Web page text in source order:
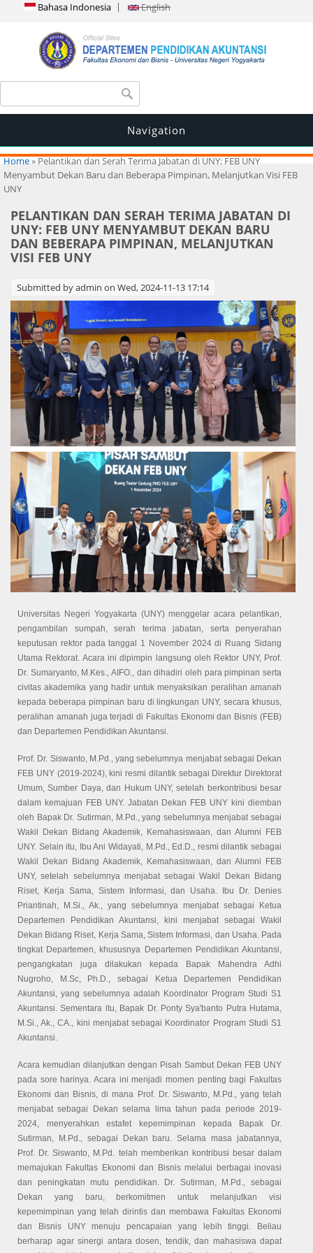
Bahasa Indonesia English
Search form
Navigation
You are here
Home» Pelantikan dan Serah Terima Jabatan di UNY: FEB UNY
Menyambut Dekan Baru dan Beberapa Pimpinan, Melanjutkan Visi FEB
UNY
PELANTIKAN DAN SERAH TERIMA JABATAN DI
UNY: FEB UNY MENYAMBUT DEKAN BARU
DAN BEBERAPA PIMPINAN, MELANJUTKAN
VISI FEB UNY
Submitted byadmin on Wed, 2024-11-13 17:14
Universitas Negeri Yogyakarta (UNY) menggelar acara pelantikan,
pengambilan sumpah, serah terima jabatan, serta penyerahan
keputusan rektor pada tanggal 1 November 2024 di Ruang Sidang
Utama Rektorat. Acara ini dipimpin langsung oleh Rektor UNY, Prof.
Dr. Sumaryanto, M.Kes., AIFO., dan dihadiri oleh para pimpinan serta
civitas akademika yang hadir untuk menyaksikan peralihan amanah
kepada beberapa pimpinan baru di lingkungan UNY, secara khusus,
peralihan amanah juga terjadi di Fakultas Ekonomi dan Bisnis (FEB)
dan Departemen Pendidikan Akuntansi.
Prof. Dr. Siswanto, M.Pd., yang sebelumnya menjabat sebagai Dekan
FEB UNY (2019-2024), kini resmi dilantik sebagai Direktur Direktorat
Umum, Sumber Daya, dan Hukum UNY, setelah berkontribusi besar
dalam kemajuan FEB UNY. Jabatan Dekan FEB UNY kini diemban
oleh Bapak Dr. Sutirman, M.Pd., yang sebelumnya menjabat sebagai
Wakil Dekan Bidang Akademik, Kemahasiswaan, dan Alumni FEB
UNY. Selain itu, Ibu Ani Widayati, M.Pd., Ed.D., resmi dilantik sebagai
Wakil Dekan Bidang Akademik, Kemahasiswaan, dan Alumni FEB
UNY, setelah sebelumnya menjabat sebagai Wakil Dekan Bidang
Riset, Kerja Sama, Sistem Informasi, dan Usaha. Ibu Dr. Denies
Priantinah, M.Si., Ak., yang sebelumnya menjabat sebagai Ketua
Departemen Pendidikan Akuntansi, kini menjabat sebagai Wakil
Dekan Bidang Riset, Kerja Sama, Sistem Informasi, dan Usaha. Pada
tingkat Departemen, khususnya Departemen Pendidikan Akuntansi,
pengangkatan juga dilakukan kepada Bapak Mahendra Adhi
Nugroho, M.Sc, Ph.D., sebagai Ketua Departemen Pendidikan
Akuntansi, yang sebelumnya adalah Koordinator Program Studi S1
Akuntansi. Sementara itu, Bapak Dr. Ponty Sya'banto Putra Hutama,
M.Si., Ak., CA., kini menjabat sebagai Koordinator Program Studi S1
Akuntansi.
Acara kemudian dilanjutkan dengan Pisah Sambut Dekan FEB UNY
pada sore harinya. Acara ini menjadi momen penting bagi Fakultas
Ekonomi dan Bisnis, di mana Prof. Dr. Siswanto, M.Pd., yang telah
menjabat sebagai Dekan selama lima tahun pada periode 2019-
2024, menyerahkan estafet kepemimpinan kepada Bapak Dr.
Sutirman, M.Pd., sebagai Dekan baru. Selama masa jabatannya,
Prof. Dr. Siswanto, M.Pd. telah memberikan kontribusi besar dalam
memajukan Fakultas Ekonomi dan Bisnis melalui berbagai inovasi
dan peningkatan mutu pendidikan. Dr. Sutirman, M.Pd., sebagai
Dekan yang baru, berkomitmen untuk melanjutkan visi
kepemimpinan yang telah dirintis dan membawa Fakultas Ekonomi
dan Bisnis UNY menuju pencapaian yang lebih tinggi. Beliau
berharap agar sinergi antara dosen, tendik, dan mahasiswa dapat